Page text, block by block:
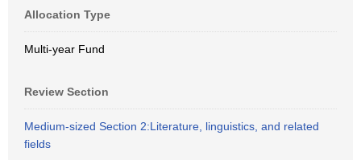
Allocation Type
Multi-year Fund
Review Section
Medium-sized Section 2:Literature, linguistics, and related
fields